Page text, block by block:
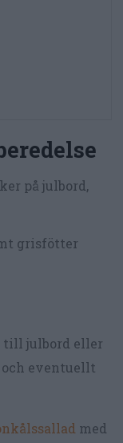
på julbord,
grisfötter
till julbord eller
och eventuellt
med